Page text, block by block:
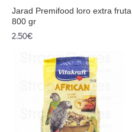
Jarad Premifood loro extra fruta
800 gr
2.50€